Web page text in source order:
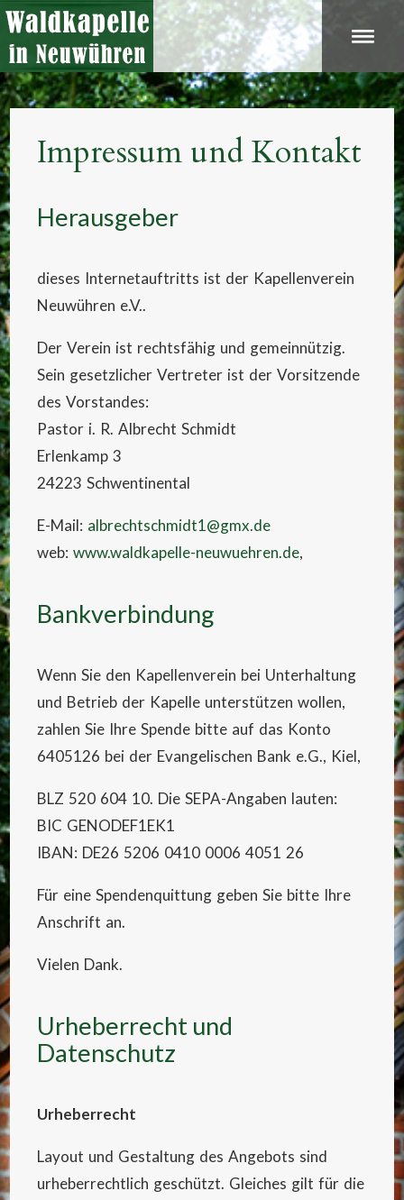
Impressum und Kontakt
Herausgeber
dieses Internetauftritts ist der Kapellenverein
Neuwühren e.V..
Der Verein ist rechtsfähig und gemeinnützig.
Sein gesetzlicher Vertreter ist der Vorsitzende
des Vorstandes:
Pastor i. R. Albrecht Schmidt
Erlenkamp 3
24223 Schwentinental
E-Mail: albrechtschmidt1@gmx.de
web:www.waldkapelle-neuwuehren.de,
Bankverbindung
Wenn Sie den Kapellenverein bei Unterhaltung
und Betrieb der Kapelle unterstützen wollen,
zahlen Sie Ihre Spende bitte auf das Konto
6405126 bei der Evangelischen Bank e.G., Kiel,
BLZ 520 604 10. Die SEPA-Angaben lauten:
BIC GENODEF1EK1
IBAN: DE26 5206 0410 0006 4051 26
Für eine Spendenquittung geben Sie bitte Ihre
Anschrift an.
Vielen Dank.
Urheberrecht und
Datenschutz
Urheberrecht
Layout und Gestaltung des Angebots sind
urheberrechtlich geschützt. Gleiches gilt für die